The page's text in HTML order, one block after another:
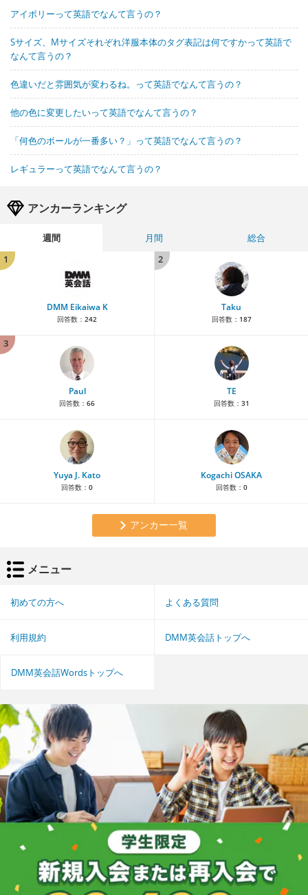
アイボリーって英語でなんて言うの？
Sサイズ、Mサイズそれぞれ洋服本体のタグ表記は何ですかって英語で
なんて言うの？
色違いだと雰囲気が変わるね。って英語でなんて言うの？
他の色に変更したいって英語でなんて言うの？
「何色のボールが一番多い？」って英語でなんて言うの？
レギュラーって英語でなんて言うの？
アンカーランキング
週間 月間
総合
1
DMM Eikaiwa K
回答数： 242
2
Taku
回答数： 187
3
Paul
回答数： 66
TE
回答数： 31
Yuya J. Kato
回答数： 0
Kogachi OSAKA
回答数： 0
アンカー一覧
メニュー
初めての方へ よくある質問
利用規約 DMM英会話トップへ
DMM英会話Wordsトップへ